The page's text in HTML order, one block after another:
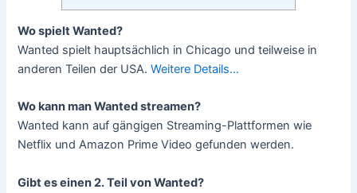
Wo spielt Wanted?
Wanted spielt hauptsächlich in Chicago und teilweise in
anderen Teilen der USA.Weitere Details…
Wo kann man Wanted streamen?
Wanted kann auf gängigen Streaming-Plattformen wie
Netflix und Amazon Prime Video gefunden werden.
Gibt es einen 2. Teil von Wanted?